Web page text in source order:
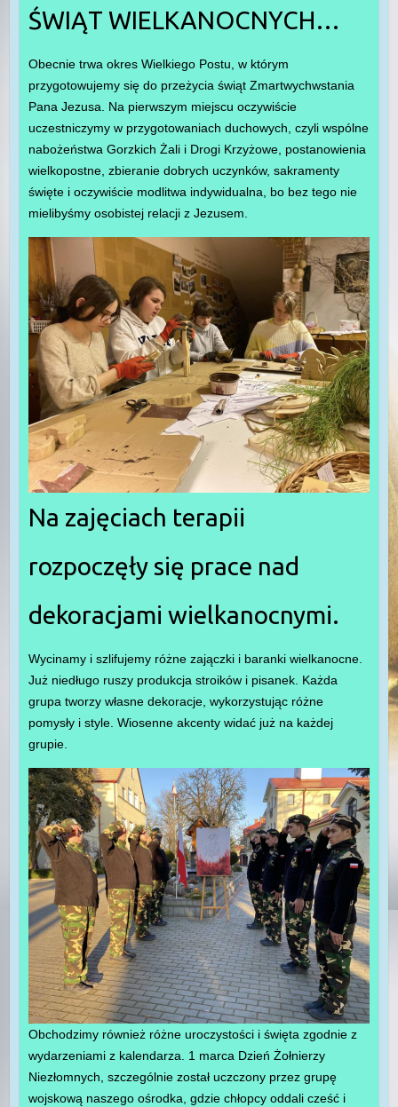
ŚWIĄT WIELKANOCNYCH…
Obecnie trwa okres Wielkiego Postu, w którym
przygotowujemy się do przeżycia świąt Zmartwychwstania
Pana Jezusa. Na pierwszym miejscu oczywiście
uczestniczymy w przygotowaniach duchowych, czyli wspólne
nabożeństwa Gorzkich Żali i Drogi Krzyżowe, postanowienia
wielkopostne, zbieranie dobrych uczynków, sakramenty
święte i oczywiście modlitwa indywidualna, bo bez tego nie
mielibyśmy osobistej relacji z Jezusem.
Na zajęciach terapii
rozpoczęły się prace nad
dekoracjami wielkanocnymi.
Wycinamy i szlifujemy różne zajączki i baranki wielkanocne.
Już niedługo ruszy produkcja stroików i pisanek. Każda
grupa tworzy własne dekoracje, wykorzystując różne
pomysły i style. Wiosenne akcenty widać już na każdej
grupie.
Obchodzimy również różne uroczystości i święta zgodnie z
wydarzeniami z kalendarza. 1 marca Dzień Żołnierzy
Niezłomnych, szczególnie został uczczony przez grupę
wojskową naszego ośrodka, gdzie chłopcy oddali cześć i